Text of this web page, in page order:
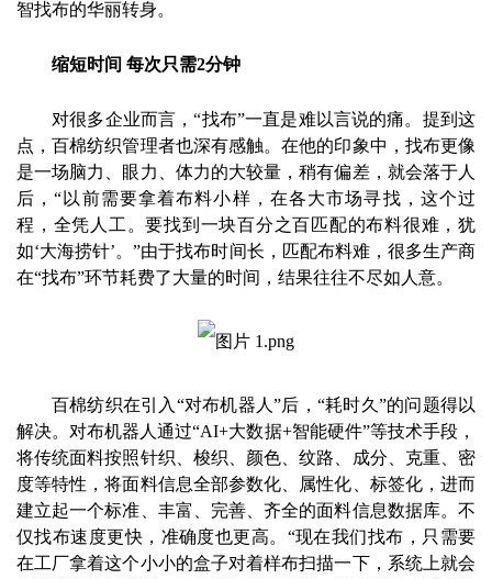
智找布的华丽转身。
缩短时间 每次只需2分钟
对很多企业而言，“找布”一直是难以言说的痛。提到这
点，百棉纺织管理者也深有感触。在他的印象中，找布更像
是一场脑力、眼力、体力的大较量，稍有偏差，就会落于人
后，“以前需要拿着布料小样，在各大市场寻找，这个过
程，全凭人工。要找到一块百分之百匹配的布料很难，犹
如‘大海捞针’。”由于找布时间长，匹配布料难，很多生产商
在“找布”环节耗费了大量的时间，结果往往不尽如人意。
百棉纺织在引入“对布机器人”后，“耗时久”的问题得以
解决。对布机器人通过“AI+大数据+智能硬件”等技术手段，
将传统面料按照针织、梭织、颜色、纹路、成分、克重、密
度等特性，将面料信息全部参数化、属性化、标签化，进而
建立起一个标准、丰富、完善、齐全的面料信息数据库。不
仅找布速度更快，准确度也更高。“现在我们找布，只需要
在工厂拿着这个小小的盒子对着样布扫描一下，系统上就会